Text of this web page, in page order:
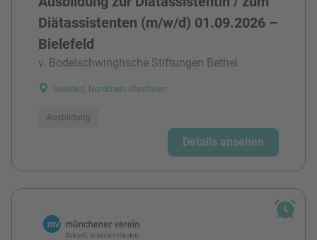
Diätassistenten (m/w/d) 01.09.2026 –
Bielefeld
v. Bodelschwinghsche Stiftungen Bethel
Bielefeld, Nordrhein-Westfalen
Ausbildung
Details ansehen